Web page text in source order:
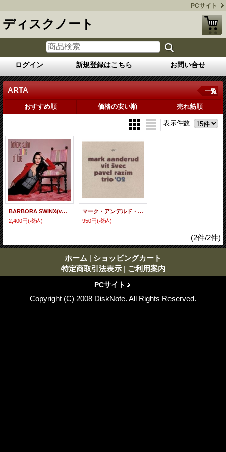
PCサイト
ディスクノート
ログイン 新規登録はこちら お問い合せ
ARTA 一覧
おすすめ順 価格の安い順 売れ筋順
表示件数:
BARBORA SWINX(vo) / Colors Of Love [digipackCD] (ARTA)
2,400円(税込)
マーク・アンデルド・トリオ / Trio '02 (CD) [ARTA]
950円(税込)
(2件/2件)
ホーム | ショッピングカート
特定商取引法表示 | ご利用案内
PCサイト
Copyright (C) 2008 DiskNote. All Rights Reserved.